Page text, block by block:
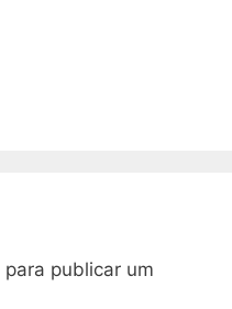
para publicar um